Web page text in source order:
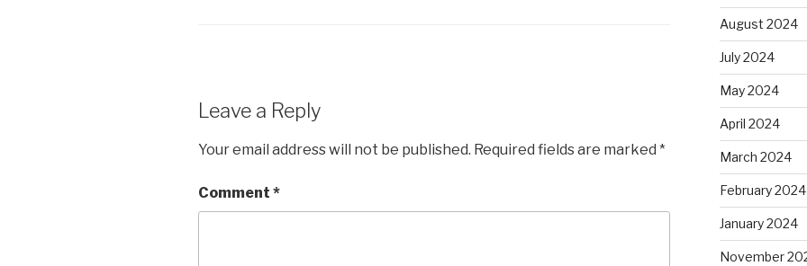
Leave a Reply
Your email address will not be published. Required fields are marked *
Comment *
August 2024
July 2024
May 2024
April 2024
March 2024
February 2024
January 2024
November